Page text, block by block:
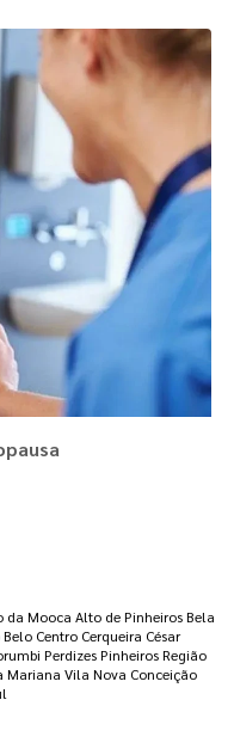
da Mooca Alto de Pinheiros Bela
Belo Centro Cerqueira César
Perdizes Pinheiros Região
Mariana Vila Nova Conceição